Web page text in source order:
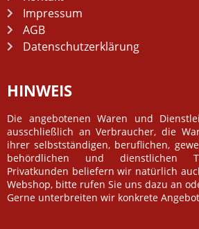
Impressum
AGB
Datenschutzerklärung
HINWEIS
Die angebotenen Waren und
ausschließlich an Verbraucher, die
ihrer selbstständigen, beruflichen,
behördlichen und dienstlichen
Privatkunden beliefern wir natürlich
Webshop, bitte rufen Sie uns dazu an
Gerne unterbreiten wir konkrete